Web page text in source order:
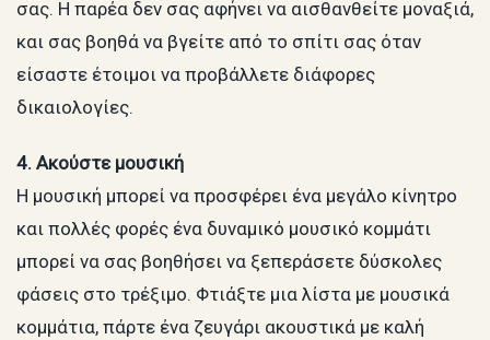
σας. Η παρέα δεν σας αφήνει να αισθανθείτε μοναξιά,
και σας βοηθά να βγείτε από το σπίτι σας όταν
είσαστε έτοιμοι να προβάλλετε διάφορες
δικαιολογίες.
4. Ακούστε μουσική
Η μουσική μπορεί να προσφέρει ένα μεγάλο κίνητρο
και πολλές φορές ένα δυναμικό μουσικό κομμάτι
μπορεί να σας βοηθήσει να ξεπεράσετε δύσκολες
φάσεις στο τρέξιμο. Φτιάξτε μια λίστα με μουσικά
κομμάτια, πάρτε ένα ζευγάρι ακουστικά με καλή